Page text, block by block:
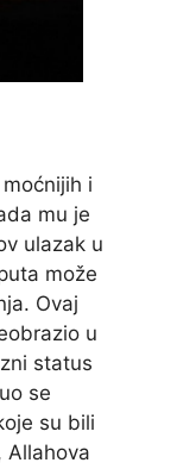
i
mu je
ulazak u
može
Ovaj
u
status
se
su bili
Allahova